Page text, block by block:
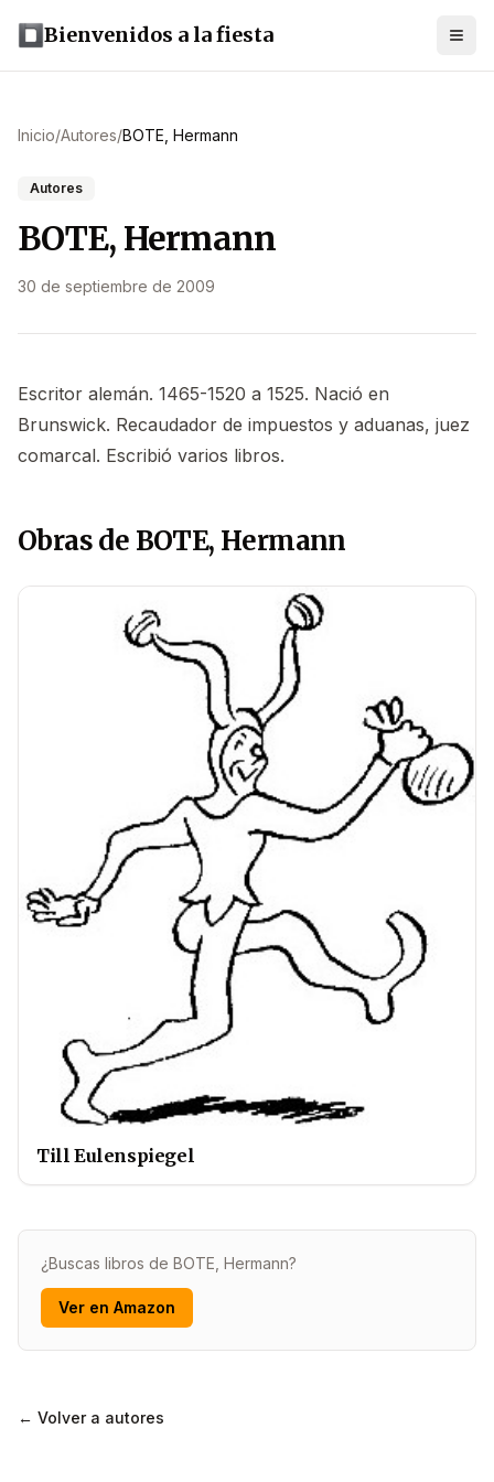
Bienvenidos a la fiesta
Inicio/Autores/BOTE, Hermann
Autores
BOTE, Hermann
30 de septiembre de 2009
Escritor alemán. 1465-1520 a 1525. Nació en
Brunswick. Recaudador de impuestos y aduanas, juez
comarcal. Escribió varios libros.
Obras de BOTE, Hermann
Till Eulenspiegel
¿Buscas libros de BOTE, Hermann?
Ver en Amazon
← Volver a autores